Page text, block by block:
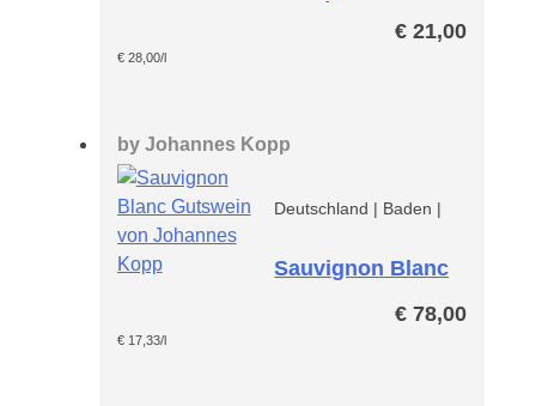
€ 21,00
€28,00/l
by Johannes Kopp
Deutschland | Baden |
Sauvignon Blanc
€ 78,00
€17,33/l